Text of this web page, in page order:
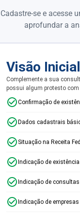
Cadastre-se e acesse
aprofundar a
Visão Inicial
Complemente a sua
possui algum protesto com
Confirmação de
Dados cadastrais
Situação na Receita
Indicação de
Indicação de consultas
Indicação de